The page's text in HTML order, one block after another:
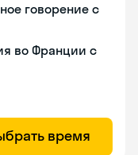
говорение с
во Франции с
время